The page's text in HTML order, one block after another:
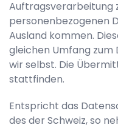
Auftragsverarbeitung
personenbezogenen
Ausland kommen.
gleichen Umfang
wir selbst. Die
stattfinden.
Entspricht das
des der Schweiz, so